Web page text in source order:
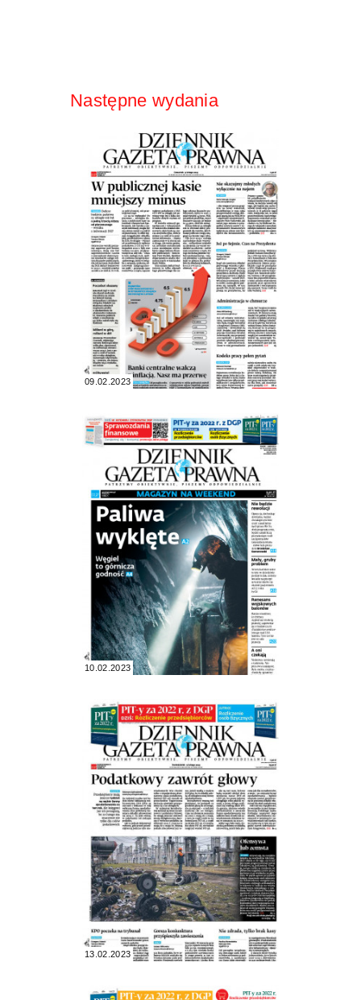
Następne wydania
09.02.2023
10.02.2023
13.02.2023